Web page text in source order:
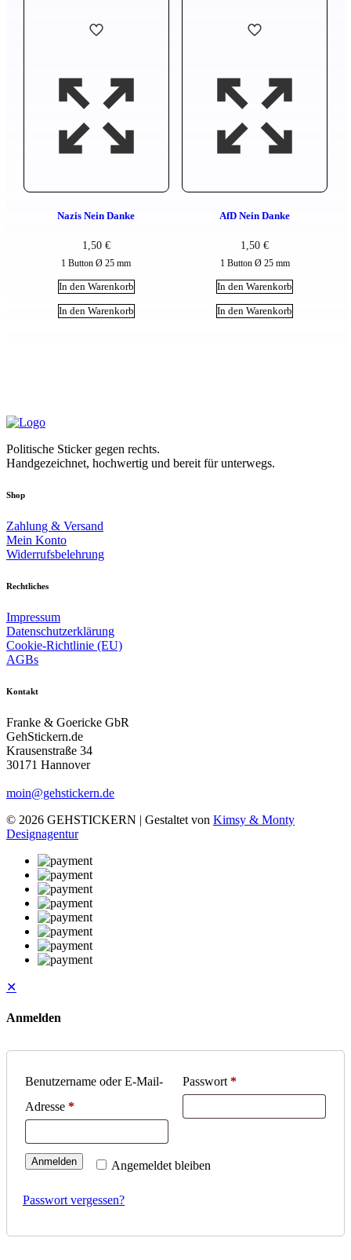
Nazis Nein Danke
1,50 €
1 Button Ø 25 mm
In den Warenkorb
In den Warenkorb
AfD Nein Danke
1,50€
1 Button Ø 25 mm
In den Warenkorb
In den Warenkorb
Politische Sticker gegen rechts.
Handgezeichnet, hochwertig und bereit für unterwegs.
Shop
Zahlung & Versand
Mein Konto
Widerrufsbelehrung
Rechtliches
Impressum
Datenschutzerklärung
Cookie-Richtlinie (EU)
AGBs
Kontakt
Franke & Goericke GbR
GehStickern.de
Krausenstraße 34
30171 Hannover
moin@gehstickern.de
© 2026 GEHSTICKERN | Gestaltet von Kimsy & Monty
Designagentur
✕
Anmelden
Benutzername oder E-Mail-
Adresse *
Passwort *
Angemeldet bleiben
Anmelden
Passwort vergessen?